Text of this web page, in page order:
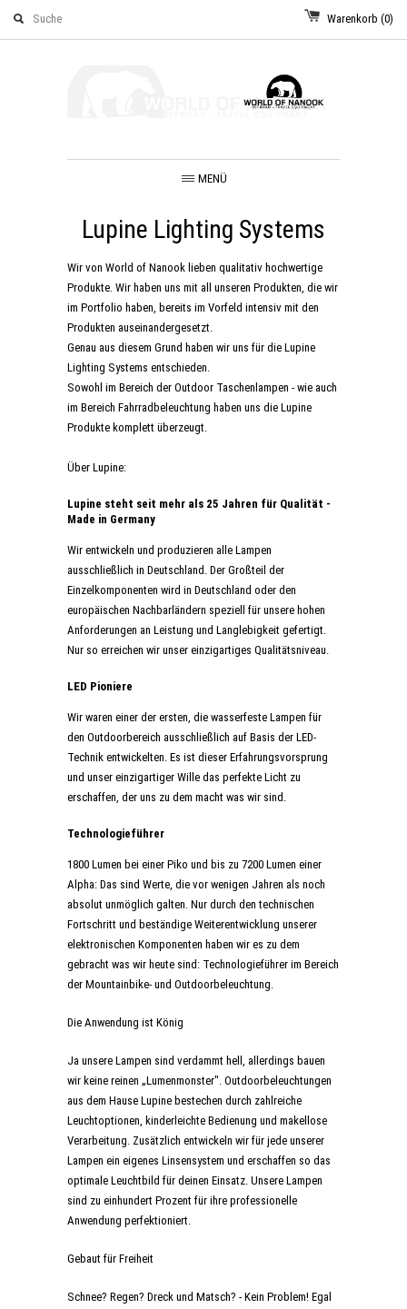
Warenkorb (0)
MENÜ
Lupine Lighting Systems
Wir von World of Nanook lieben qualitativ hochwertige
Produkte. Wir haben uns mit all unseren Produkten, die wir
im Portfolio haben, bereits im Vorfeld intensiv mit den
Produkten auseinandergesetzt.
Genau aus diesem Grund haben wir uns für die Lupine
Lighting Systems entschieden.
Sowohl im Bereich der Outdoor Taschenlampen - wie auch
im Bereich Fahrradbeleuchtung haben uns die Lupine
Produkte komplett überzeugt.
Über Lupine:
Lupine steht seit mehr als 25 Jahren für Qualität -
Made in Germany
Wir entwickeln und produzieren alle Lampen
ausschließlich in Deutschland. Der Großteil der
Einzelkomponenten wird in Deutschland oder den
europäischen Nachbarländern speziell für unsere hohen
Anforderungen an Leistung und Langlebigkeit gefertigt.
Nur so erreichen wir unser einzigartiges Qualitätsniveau.
LED Pioniere
Wir waren einer der ersten, die wasserfeste Lampen für
den Outdoorbereich ausschließlich auf Basis der LED-
Technik entwickelten. Es ist dieser Erfahrungsvorsprung
und unser einzigartiger Wille das perfekte Licht zu
erschaffen, der uns zu dem macht was wir sind.
Technologieführer
1800 Lumen bei einer Piko und bis zu 7200 Lumen einer
Alpha: Das sind Werte, die vor wenigen Jahren als noch
absolut unmöglich galten. Nur durch den technischen
Fortschritt und beständige Weiterentwicklung unserer
elektronischen Komponenten haben wir es zu dem
gebracht was wir heute sind: Technologieführer im Bereich
der Mountainbike- und Outdoorbeleuchtung.
Die Anwendung ist König
Ja unsere Lampen sind verdammt hell, allerdings bauen
wir keine reinen „Lumenmonster". Outdoorbeleuchtungen
aus dem Hause Lupine bestechen durch zahlreiche
Leuchtoptionen, kinderleichte Bedienung und makellose
Verarbeitung. Zusätzlich entwickeln wir für jede unserer
Lampen ein eigenes Linsensystem und erschaffen so das
optimale Leuchtbild für deinen Einsatz. Unsere Lampen
sind zu einhundert Prozent für ihre professionelle
Anwendung perfektioniert.
Gebaut für Freiheit
Schnee? Regen? Dreck und Matsch? - Kein Problem! Egal